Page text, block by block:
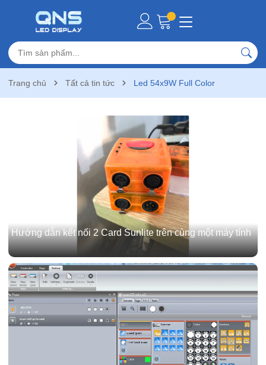
Trang chủ Tất cả tin tức Led 54x9W Full Color
Hướng dẫn kết nối 2 Card Sunlite trên cùng một máy tính